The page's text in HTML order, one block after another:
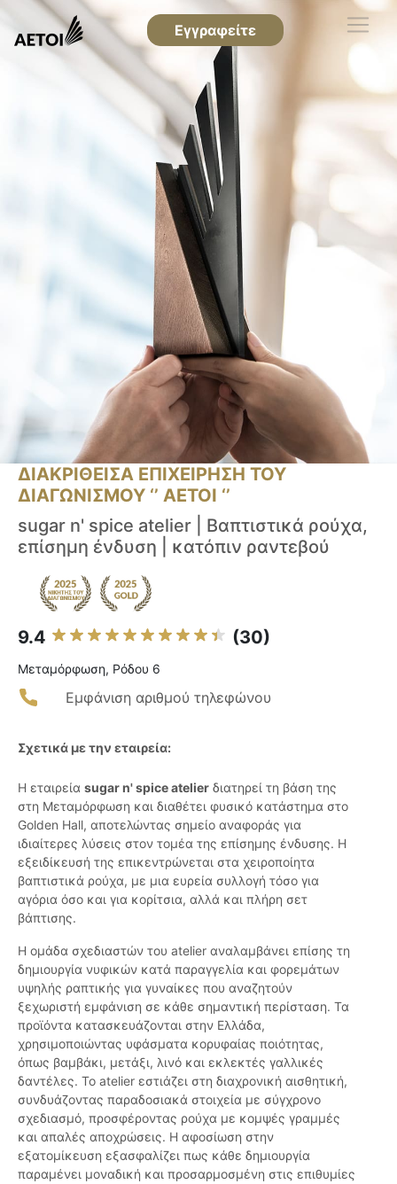
Εγγραφείτε
ΔΙΑΚΡΙΘΕΙΣΑ ΕΠΙΧΕΙΡΗΣΗ ΤΟΥ
ΔΙΑΓΩΝΙΣΜΟΥ ‘’ ΑΕΤΟΙ ‘’
sugar n' spice atelier | Βαπτιστικά ρούχα,
επίσημη ένδυση | κατόπιν ραντεβού
9.4 (30)
Μεταμόρφωση, Ρόδου 6
Εμφάνιση αριθμού τηλεφώνου
Σχετικά με την εταιρεία:
Η εταιρεία sugar n' spice atelier διατηρεί τη βάση της
στη Μεταμόρφωση και διαθέτει φυσικό κατάστημα στο
Golden Hall, αποτελώντας σημείο αναφοράς για
ιδιαίτερες λύσεις στον τομέα της επίσημης ένδυσης. Η
εξειδίκευσή της επικεντρώνεται στα χειροποίητα
βαπτιστικά ρούχα, με μια ευρεία συλλογή τόσο για
αγόρια όσο και για κορίτσια, αλλά και πλήρη σετ
βάπτισης.
Η ομάδα σχεδιαστών του atelier αναλαμβάνει επίσης τη
δημιουργία νυφικών κατά παραγγελία και φορεμάτων
υψηλής ραπτικής για γυναίκες που αναζητούν
ξεχωριστή εμφάνιση σε κάθε σημαντική περίσταση. Τα
προϊόντα κατασκευάζονται στην Ελλάδα,
χρησιμοποιώντας υφάσματα κορυφαίας ποιότητας,
όπως βαμβάκι, μετάξι, λινό και εκλεκτές γαλλικές
δαντέλες. Το atelier εστιάζει στη διαχρονική αισθητική,
συνδυάζοντας παραδοσιακά στοιχεία με σύγχρονο
σχεδιασμό, προσφέροντας ρούχα με κομψές γραμμές
και απαλές αποχρώσεις. Η αφοσίωση στην
εξατομίκευση εξασφαλίζει πως κάθε δημιουργία
παραμένει μοναδική και προσαρμοσμένη στις επιθυμίες